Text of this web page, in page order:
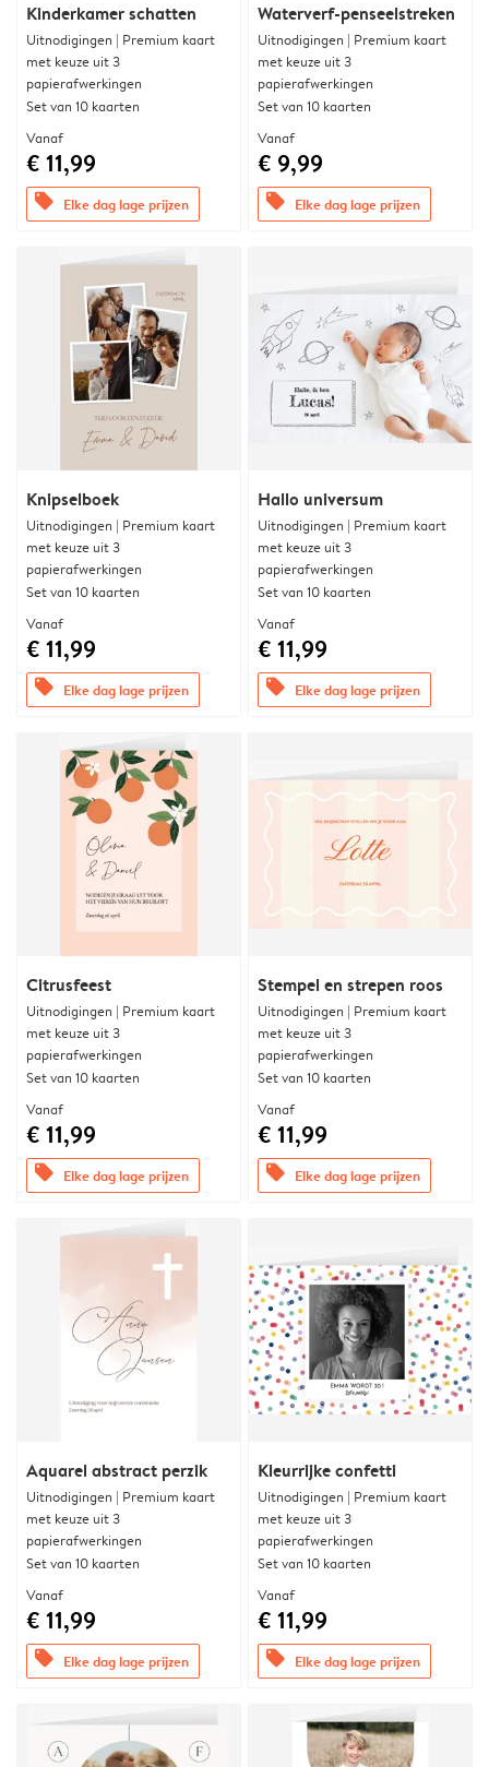
Kinderkamer schatten
Uitnodigingen | Premium kaart
met keuze uit 3
papierafwerkingen
Set van 10 kaarten
Vanaf
€ 11,99
offers Elke dag lage prijzen
Waterverf-penseelstreken
Uitnodigingen | Premium kaart
met keuze uit 3
papierafwerkingen
Set van 10 kaarten
Vanaf
€ 9,99
offers Elke dag lage prijzen
Knipselboek
Uitnodigingen | Premium kaart
met keuze uit 3
papierafwerkingen
Set van 10 kaarten
Vanaf
€ 11,99
offers Elke dag lage prijzen
Hallo universum
Uitnodigingen | Premium kaart
met keuze uit 3
papierafwerkingen
Set van 10 kaarten
Vanaf
€ 11,99
offers Elke dag lage prijzen
Citrusfeest
Uitnodigingen | Premium kaart
met keuze uit 3
papierafwerkingen
Set van 10 kaarten
Vanaf
€ 11,99
offers Elke dag lage prijzen
Stempel en strepen roos
Uitnodigingen | Premium kaart
met keuze uit 3
papierafwerkingen
Set van 10 kaarten
Vanaf
€ 11,99
offers Elke dag lage prijzen
Aquarel abstract perzik
Uitnodigingen | Premium kaart
met keuze uit 3
papierafwerkingen
Set van 10 kaarten
Vanaf
€ 11,99
offers Elke dag lage prijzen
Kleurrijke confetti
Uitnodigingen | Premium kaart
met keuze uit 3
papierafwerkingen
Set van 10 kaarten
Vanaf
€ 11,99
offers Elke dag lage prijzen